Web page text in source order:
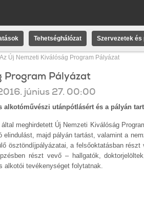
Tehetséghálózat Szervezetek és
Az Új Nemzeti Kiválóság Program Pályázat
Program Pályázat
június 27. 00:00
utánpótlásért és a pályán
meghirdetett Új Nemzeti Kiválóság
elindulást, majd pályán tartást, valamint a
ösztöndíjpályázatai, a felsőoktatásban
részt vevő – hallgatók,
alkotói tevékenységet folytatnak.